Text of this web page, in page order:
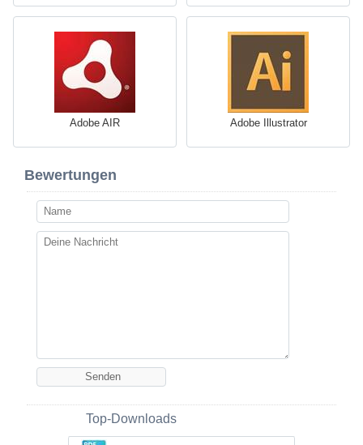
Adobe AIR Adobe Illustrator
Bewertungen
Top-Downloads